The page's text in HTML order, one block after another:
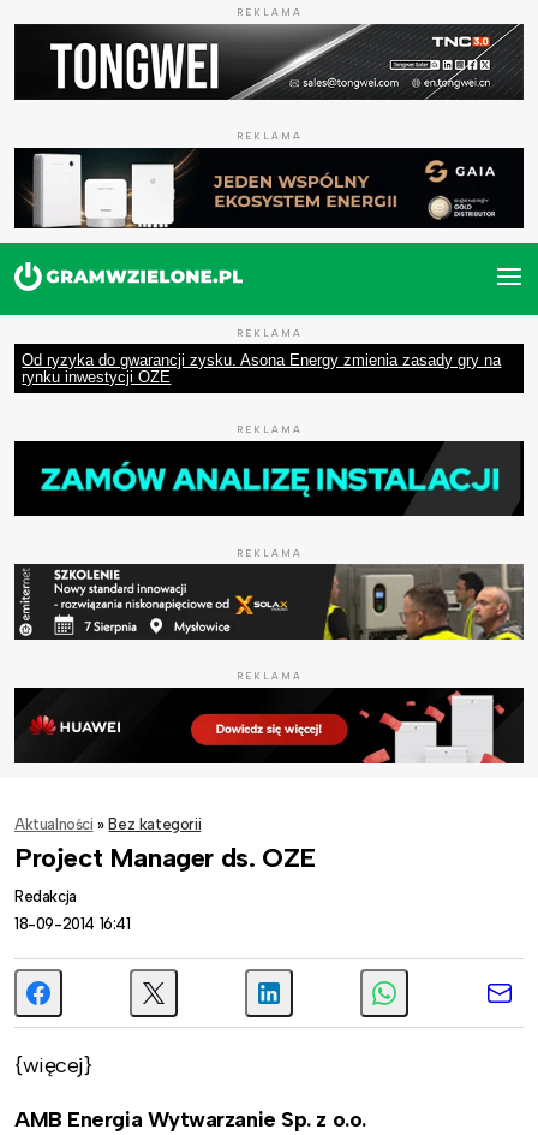
REKLAMA
REKLAMA
REKLAMA
Od ryzyka do gwarancji zysku. Asona Energy zmienia zasady gry na
rynku inwestycji OZE
REKLAMA
REKLAMA
REKLAMA
Aktualności » Bez kategorii
Project Manager ds. OZE
Redakcja
18-09-2014 16:41
{więcej}
AMB Energia Wytwarzanie Sp. z o.o.